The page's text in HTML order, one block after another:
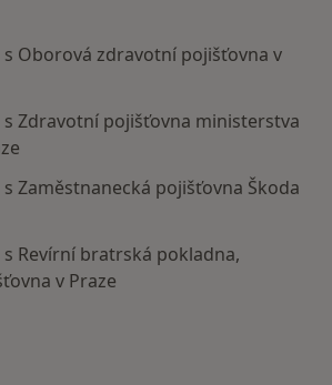
Oborová zdravotní pojišťovna v
s Zdravotní pojišťovna ministerstva
Zaměstnanecká pojišťovna Škoda
Revírní bratrská pokladna,
v Praze